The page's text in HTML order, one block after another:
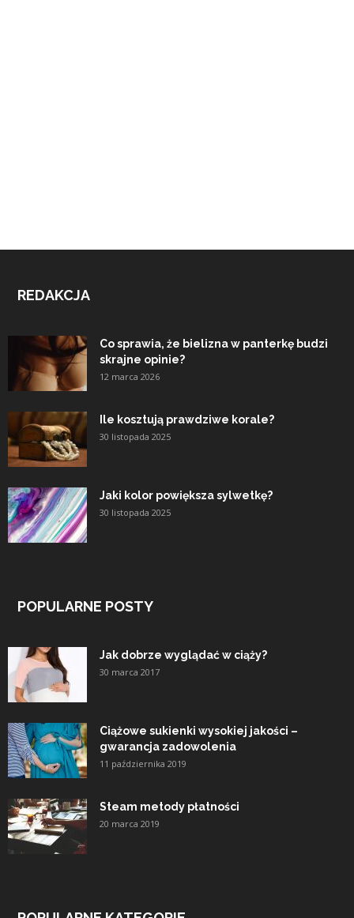
REDAKCJA
Co sprawia, że bielizna w panterkę budzi
skrajne opinie?
12 marca 2026
Ile kosztują prawdziwe korale?
30 listopada 2025
Jaki kolor powiększa sylwetkę?
30 listopada 2025
POPULARNE POSTY
Jak dobrze wyglądać w ciąży?
30 marca 2017
Ciążowe sukienki wysokiej jakości –
gwarancja zadowolenia
11 października 2019
Steam metody płatności
20 marca 2019